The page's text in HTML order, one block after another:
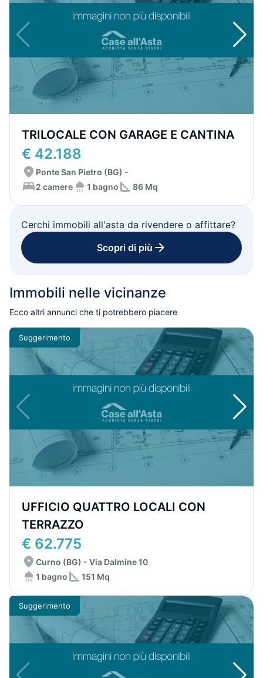
TRILOCALE CON GARAGE E CANTINA
€ 42.188
Ponte San Pietro (BG) -
2 camere
1 bagno 86 Mq
Cerchi immobili all'asta da rivendere o affittare?
Scopri di più
Immobili nelle vicinanze
Ecco altri annunci che ti potrebbero piacere
Suggerimento
UFFICIO QUATTRO LOCALI CON
TERRAZZO
€ 62.775
Curno (BG) - Via Dalmine 10
1 bagno
151 Mq
Suggerimento